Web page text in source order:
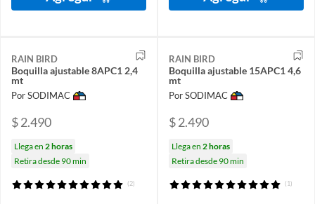
RAIN BIRD
Boquilla ajustable 8APC1 2,4
mt
Por SODIMAC
$ 2.490
Llega en 2 horas
Retira desde 90 min
(2)
RAIN BIRD
Boquilla ajustable 15APC1 4,6
mt
Por SODIMAC
$ 2.490
Llega en 2 horas
Retira desde 90 min
(1)